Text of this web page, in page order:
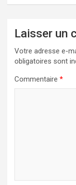
Laisser un
Votre adresse e-
obligatoires sont
Commentaire *